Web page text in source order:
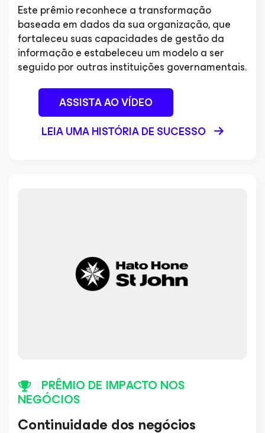
Este prêmio reconhece a transformação
baseada em dados da sua organização, que
fortaleceu suas capacidades de gestão da
informação e estabeleceu um modelo a ser
seguido por outras instituições governamentais.
ASSISTA AO VÍDEO
LEIA UMA HISTÓRIA DE SUCESSO
PRÊMIO DE IMPACTO NOS
NEGÓCIOS
Continuidade dos negócios